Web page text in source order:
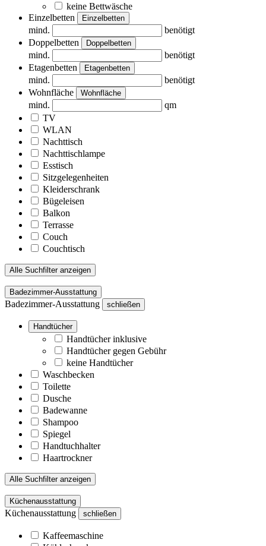
keine Bettwäsche
Einzelbetten
Einzelbetten
mind.
benötigt
Doppelbetten
Doppelbetten
mind.
benötigt
Etagenbetten
Etagenbetten
mind.
benötigt
Wohnfläche
Wohnfläche
mind.
qm
TV
WLAN
Nachttisch
Nachttischlampe
Esstisch
Sitzgelegenheiten
Kleiderschrank
Bügeleisen
Balkon
Terrasse
Couch
Couchtisch
Alle Suchfilter anzeigen
Badezimmer-Ausstattung
Badezimmer-Ausstattung schließen
Handtücher
Handtücher inklusive
Handtücher gegen Gebühr
keine Handtücher
Waschbecken
Toilette
Dusche
Badewanne
Shampoo
Spiegel
Handtuchhalter
Haartrockner
Alle Suchfilter anzeigen
Küchenausstattung
Küchenausstattung schließen
Kaffeemaschine